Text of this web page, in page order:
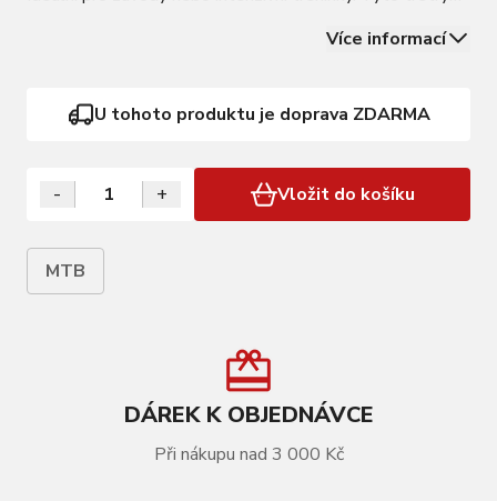
pomocí kolečka A-A41, stabilnímu držení paty a nízké
Více informací
U tohoto produktu je doprava ZDARMA
- + Vložit do košíku
MTB
DÁREK K OBJEDNÁVCE
Při nákupu nad 3 000 Kč